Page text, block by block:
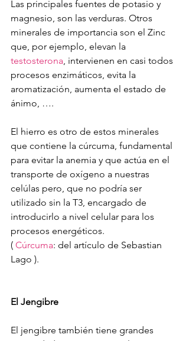
Las principales fuentes de potasio y
magnesio, son las verduras. Otros
minerales de importancia son el Zinc
que, por ejemplo, elevan la
testosterona , intervienen en casi todos
procesos enzimáticos, evita la
aromatización, aumenta el estado de
ánimo, ….
El hierro es otro de estos minerales
que contiene la cúrcuma, fundamental
para evitar la anemia y que actúa en el
transporte de oxígeno a nuestras
celúlas pero, que no podría ser
utilizado sin la T3, encargado de
introducirlo a nivel celular para los
procesos energéticos.
( Cúrcuma: del artículo de Sebastian
Lago ).
El Jengibre
El jengibre también tiene grandes